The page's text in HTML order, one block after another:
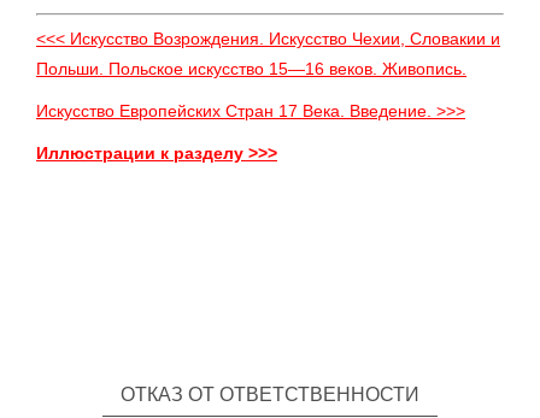
<<< Искусство Возрождения. Искусство Чехии, Словакии и
Польши. Польское искусство 15—16 веков. Живопись.
Искусство Европейских Стран 17 Века. Введение. >>>
Иллюстрации к разделу >>>
ОТКАЗ ОТ ОТВЕТСТВЕННОСТИ